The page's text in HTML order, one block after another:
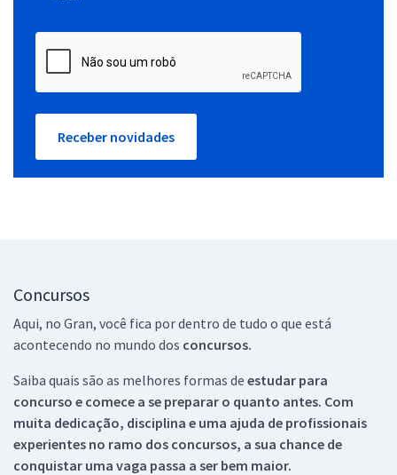
Receber novidades
Concursos
Aqui, no Gran, você fica por dentro de tudo o que está
acontecendo no mundo dos concursos.
Saiba quais são as melhores formas de estudar para
concurso e comece a se preparar o quanto antes. Com
muita dedicação, disciplina e uma ajuda de profissionais
experientes no ramo dos concursos, a sua chance de
conquistar uma vaga passa a ser bem maior.